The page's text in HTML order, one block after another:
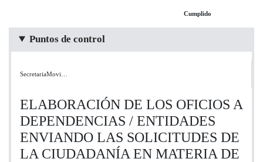
Cumplido
Puntos de control
SecretariaMovi…
ELABORACIÓN DE LOS OFICIOS A
DEPENDENCIAS / ENTIDADES
ENVIANDO LAS SOLICITUDES DE
LA CIUDADANÍA EN MATERIA DE